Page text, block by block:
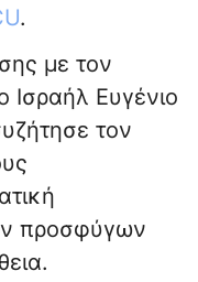
.
με τον
Ισραήλ Ευγένιο
τον
προσφύγων